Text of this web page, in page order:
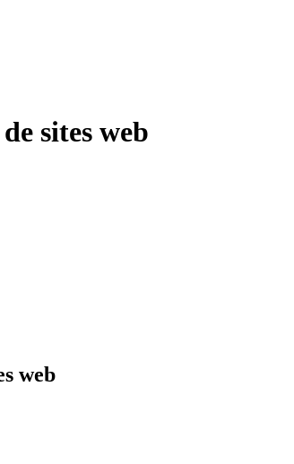
sites web
web